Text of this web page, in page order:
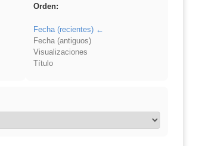
Orden:
Fecha (recientes)
Fecha (antiguos)
Visualizaciones
Título